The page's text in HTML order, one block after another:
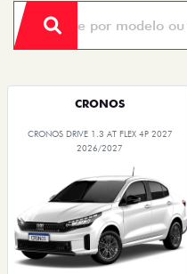
CRONOS
CRONOS DRIVE 1.3 AT FLEX 4P 2027
2026/2027